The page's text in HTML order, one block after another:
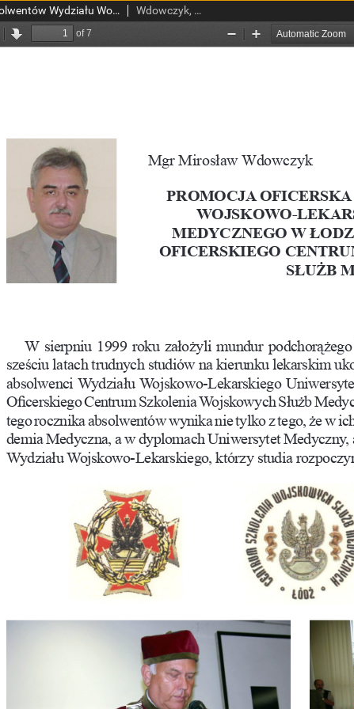
Promocja oficerska absolwentów Wydziału Wojskowo-Lekarskiego Uniwersytetu Medycznego w Łodzi - podchorążych kursu oficerskiego Centrum Szkolenia Wojskowych Służb Medycznych Wdowczyk, Mirosław